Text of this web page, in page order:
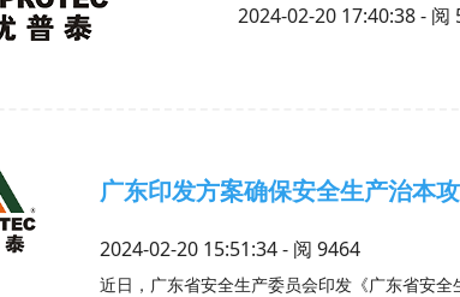
2024-02-20 17:40:38 - 阅
广东印发方案确保安全生产治本
2024-02-20 15:51:34 - 阅 9464
近日，广东省安全生产委员会印发《广东省安